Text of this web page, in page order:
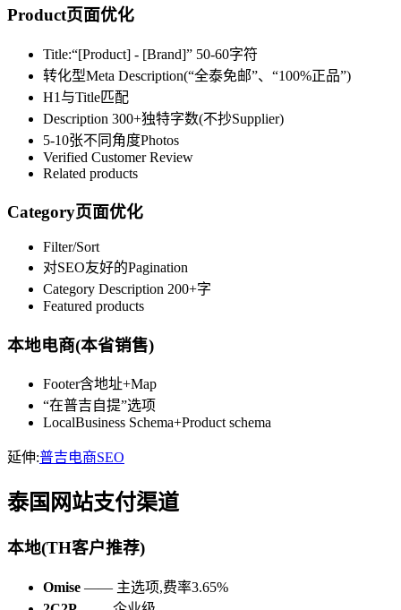
Product页面优化
Title:“[Product] - [Brand]” 50-60字符
转化型Meta Description(“全泰免邮”、“100%正品”)
H1与Title匹配
Description 300+独特字数(不抄Supplier)
5-10张不同角度Photos
Verified Customer Review
Related products
Category页面优化
Filter/Sort
对SEO友好的Pagination
Category Description 200+字
Featured products
本地电商(本省销售)
Footer含地址+Map
“在普吉自提”选项
LocalBusiness Schema+Product schema
延伸:普吉电商SEO
泰国网站支付渠道
本地(TH客户推荐)
Omise —— 主选项,费率3.65%